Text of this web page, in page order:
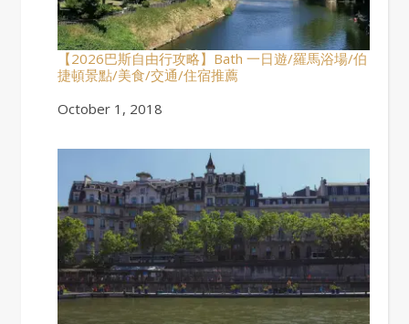
【2026巴斯自由行攻略】Bath 一日遊/羅馬浴場/伯
捷頓景點/美食/交通/住宿推薦
Date
October 1, 2018